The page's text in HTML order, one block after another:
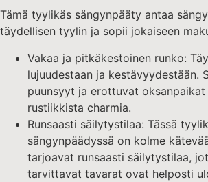
Tämä tyylikäs sängynpääty antaa
täydellisen tyylin ja sopii jokaiseen
Vakaa ja pitkäkestoinen runko:
lujuudestaan ja kestävyydestään.
puunsyyt ja erottuvat oksanpaikat
rustiikkista charmia.
Runsaasti säilytystilaa: Tässä
sängynpäädyssä on kolme
tarjoavat runsaasti säilytystilaa,
tarvittavat tavarat ovat helposti